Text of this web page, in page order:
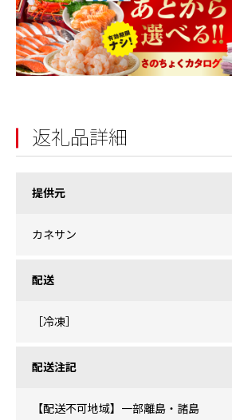
返礼品詳細
提供元
カネサン
配送
［冷凍］
配送注記
【配送不可地域】一部離島・諸島